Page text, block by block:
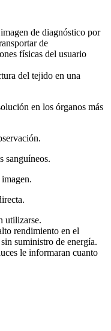
de diagnóstico por
de
físicas del usuario
del tejido en una
en los órganos más
sanguíneos.
utilizarse.
rendimiento en el
suministro de energía.
le informaran cuanto